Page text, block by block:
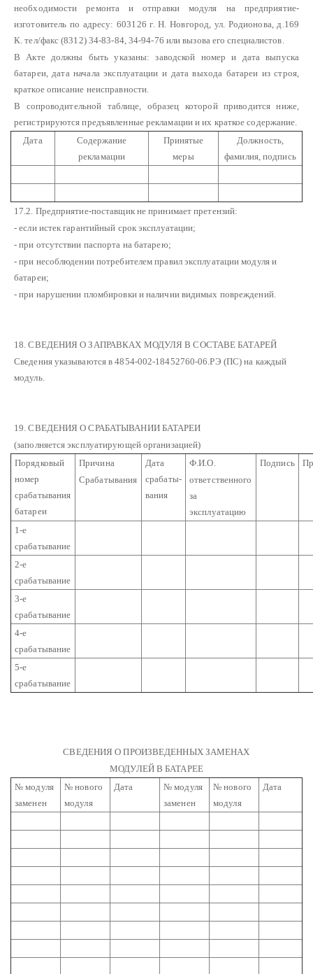
необходимости ремонта и отправки модуля на предприятие-
изготовитель по адресу: 603126 г. Н. Новгород, ул. Родионова, д.169
К. тел/факс (8312) 34-83-84, 34-94-76 или вызова его специалистов.
В Акте должны быть указаны: заводской номер и дата выпуска
батареи, дата начала эксплуатации и дата выхода батареи из строя,
краткое описание неисправности.
В сопроводительной таблице, образец которой приводится ниже,
регистрируются предъявленные рекламации и их краткое содержание.
Дата
Содержание
рекламации
Принятые
меры
Должность,
фамилия, подпись
17.2. Предприятие-поставщик не принимает претензий:
- если истек гарантийный срок эксплуатации;
- при отсутствии паспорта на батарею;
- при несоблюдении потребителем правил эксплуатации модуля и
батареи;
- при нарушении пломбировки и наличии видимых повреждений.
18. СВЕДЕНИЯ О ЗАПРАВКАХ МОДУЛЯ В СОСТАВЕ БАТАРЕЙ
Сведения указываются в 4854-002-18452760-06.РЭ (ПС) на каждый
модуль.
19. СВЕДЕНИЯ О СРАБАТЫВАНИИ БАТАРЕИ
(заполняется эксплуатирующей организацией)
Порядковый
номер
срабатывания
батареи
Причина
Срабатывания
Дата
срабаты-
вания
Ф.И.О.
ответственного
за
эксплуатацию
Подпись
1-е
срабатывание
2-е
срабатывание
3-е
срабатывание
4-е
срабатывание
5-е
срабатывание
СВЕДЕНИЯ О ПРОИЗВЕДЕННЫХ ЗАМЕНАХ
МОДУЛЕЙ В БАТАРЕЕ
№ модуля
заменен
№ нового
модуля
Дата
№ модуля
заменен
№ нового
модуля
Дата